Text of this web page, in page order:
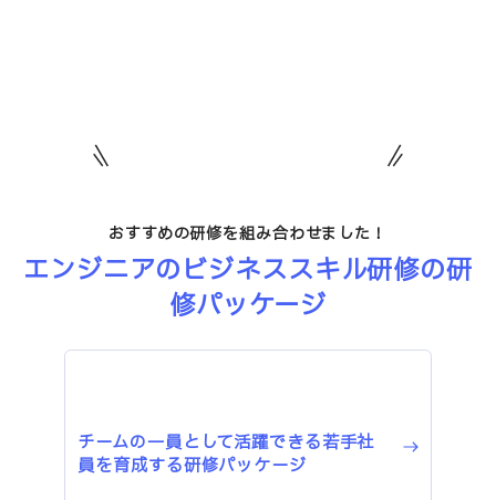
おすすめの研修を組み合わせました！
エンジニアのビジネススキル研修の研
修パッケージ
チームの一員として活躍できる若手社
員を育成する研修パッケージ